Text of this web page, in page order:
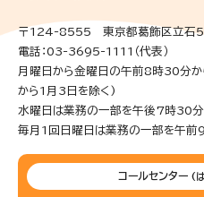
〒124-8555 東京都葛飾区立
電話：03-3695-1111（代表）
月曜日から金曜日の午前8時30分
から1月3日を除く)
水曜日は業務の一部を午後7時30分
毎月1回日曜日は業務の一部を午前9
コールセンター (